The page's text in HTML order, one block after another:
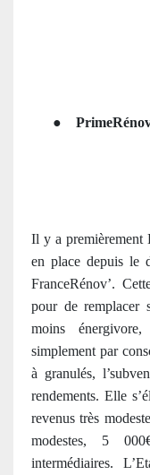
●
Il y a premièrement
en place depuis le
FranceRénov’.
pour de remplacer
moins
simplement par
à granulés,
rendements. ​​Elle
revenus très
modestes, 5
intermédiaires.